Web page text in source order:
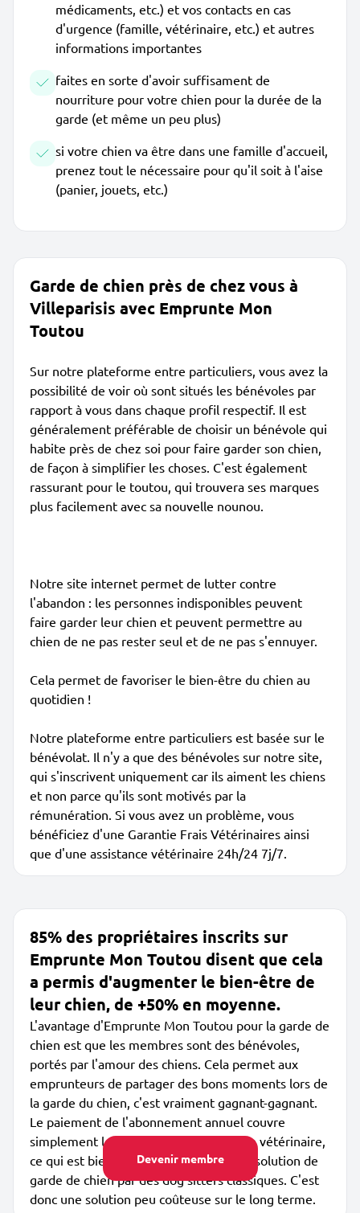
Devenir membre
médicaments, etc.) et vos contacts en cas
d'urgence (famille, vétérinaire, etc.) et autres
informations importantes
faites en sorte d'avoir suffisament de
nourriture pour votre chien pour la durée de la
garde (et même un peu plus)
si votre chien va être dans une famille d'accueil,
prenez tout le nécessaire pour qu'il soit à l'aise
(panier, jouets, etc.)
Garde de chien près de chez vous à
Villeparisis avec Emprunte Mon
Toutou
Sur notre plateforme entre particuliers, vous avez la
possibilité de voir où sont situés les bénévoles par
rapport à vous dans chaque profil respectif. Il est
généralement préférable de choisir un bénévole qui
habite près de chez soi pour faire garder son chien,
de façon à simplifier les choses. C'est également
rassurant pour le toutou, qui trouvera ses marques
plus facilement avec sa nouvelle nounou.
Notre site internet permet de lutter contre
l'abandon : les personnes indisponibles peuvent
faire garder leur chien et peuvent permettre au
chien de ne pas rester seul et de ne pas s'ennuyer.
Cela permet de favoriser le bien-être du chien au
quotidien !
Notre plateforme entre particuliers est basée sur le
bénévolat. Il n'y a que des bénévoles sur notre site,
qui s'inscrivent uniquement car ils aiment les chiens
et non parce qu'ils sont motivés par la
rémunération. Si vous avez un problème, vous
bénéficiez d'une Garantie Frais Vétérinaires ainsi
que d'une assistance vétérinaire 24h/24 7j/7.
85% des propriétaires inscrits sur
Emprunte Mon Toutou disent que cela
a permis d'augmenter le bien-être de
leur chien, de +50% en moyenne.
L'avantage d'Emprunte Mon Toutou pour la garde de
chien est que les membres sont des bénévoles,
portés par l'amour des chiens. Cela permet aux
emprunteurs de partager des bons moments lors de
la garde du chien, c'est vraiment gagnant-gagnant.
Le paiement de l'abonnement annuel couvre
simplement les garanties et l'assistance vétérinaire,
ce qui est bien meilleur marché qu'une solution de
garde de chien par des dog sitters classiques. C'est
donc une solution peu coûteuse sur le long terme.